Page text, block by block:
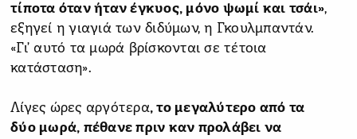
τίποτα όταν ήταν έγκυος, μόνο ψωμί και τσάι»,
εξηγεί η γιαγιά των διδύμων, η Γκουλμπαντάν.
«Γι’ αυτό τα μωρά βρίσκονται σε τέτοια
κατάσταση».
Λίγες ώρες αργότερα, το μεγαλύτερο από τα
δύο μωρά, πέθανε πριν καν προλάβει να